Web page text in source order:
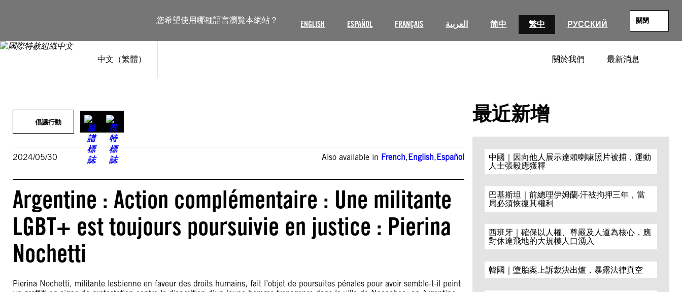
您希望使用哪種語言瀏覽本網站？ ENGLISH ESPAÑOL FRANÇAIS العربية 简中 繁中 РУССКИЙ 關閉
中文（繁體） 關於我們 最新消息
內
倡議行動
2024/05/30 Also available in French,English,Español
Argentine : Action complémentaire : Une militante
LGBT+ est toujours poursuivie en justice : Pierina
Nochetti
Pierina Nochetti, militante lesbienne en faveur des droits humains, fait l’objet de poursuites pénales pour avoir semble-t-il peint
最近新增
中國｜因向他人展示達賴喇嘛照片被捕，運動
人士張毅應獲釋
巴基斯坦｜前總理伊姆蘭·汗被拘押三年，當
局必須恢復其權利
西班牙｜確保以人權、尊嚴及人道為核心，應
對休達飛地的大規模人口湧入
韓國｜墮胎案上訴裁決出爐，暴露法律真空